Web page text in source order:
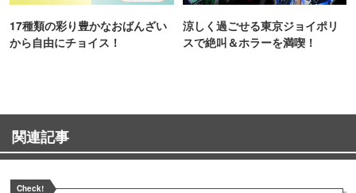
17種類の彩り豊かなおばんざい
から自由にチョイス！
涼しく過ごせる東京ジョイポリ
スで絶叫＆ホラーを満喫！
関連記事
Check!